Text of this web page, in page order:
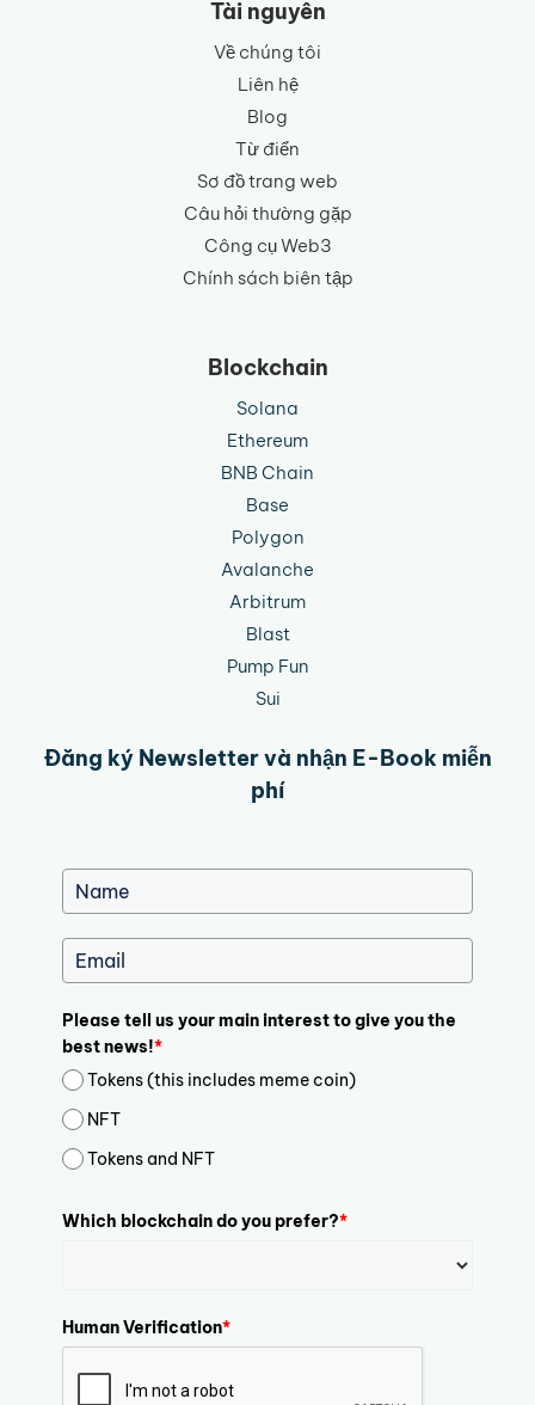
Tài nguyên
Về chúng tôi
Liên hệ
Blog
Từ điển
Sơ đồ trang web
Câu hỏi thường gặp
Công cụ Web3
Chính sách biên tập
Blockchain
Solana
Ethereum
BNB Chain
Base
Polygon
Avalanche
Arbitrum
Blast
Pump Fun
Sui
Đăng ký Newsletter và nhận E-Book miễn
phí
Please tell us your main interest to give you the
best news!*
Tokens (this includes meme coin)
NFT
Tokens and NFT
Which blockchain do you prefer?*
Human Verification*